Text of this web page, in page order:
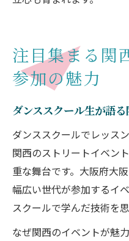
注目集まる関
参加の魅力
ダンススクール生が語
ダンススクールでレッス
関西のストリートイベン
重な舞台です。大阪府大
幅広い世代が参加するイ
スクールで学んだ技術を
なぜ関西のイベントが魅